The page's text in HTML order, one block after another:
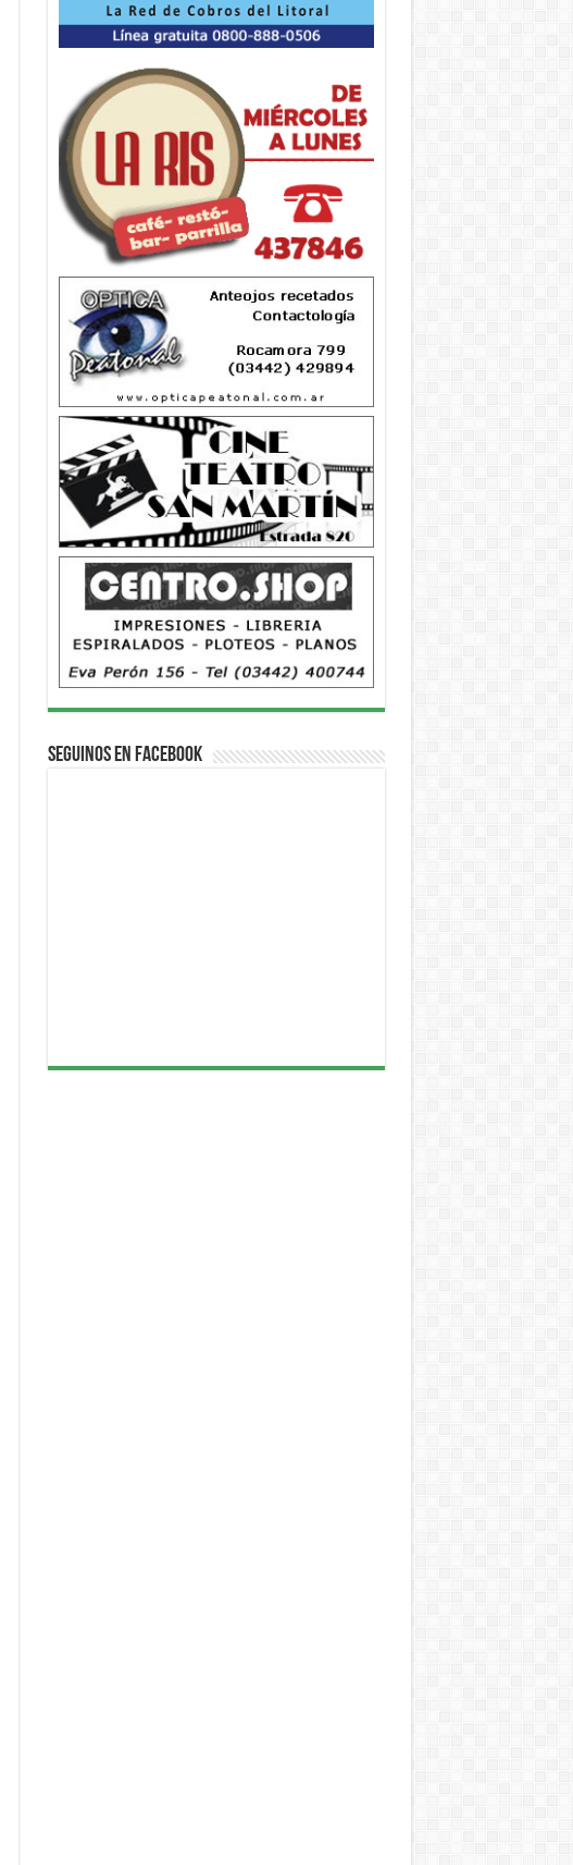
Seguinos en Facebook